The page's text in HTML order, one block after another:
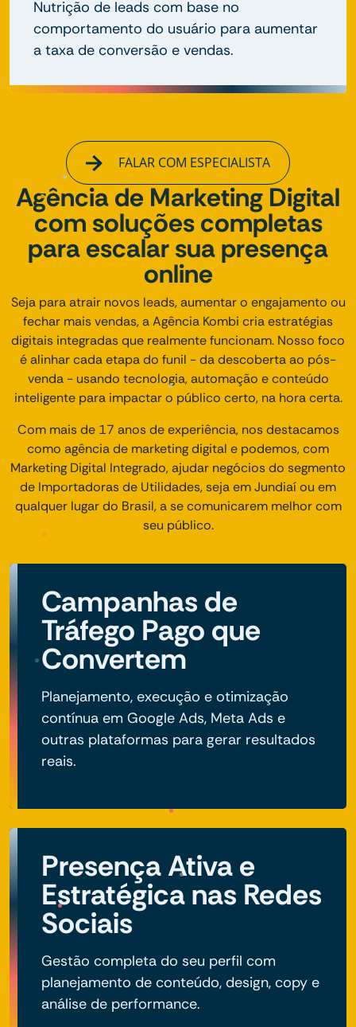
Nutrição de leads com base no
comportamento do usuário para aumentar
a taxa de conversão e vendas.
FALAR COM ESPECIALISTA
Agência de Marketing Digital
com soluções completas
para escalar sua presença
online
Seja para atrair novos leads, aumentar o engajamento ou
fechar mais vendas, a Agência Kombi cria estratégias
digitais integradas que realmente funcionam. Nosso foco
é alinhar cada etapa do funil - da descoberta ao pós-
venda - usando tecnologia, automação e conteúdo
inteligente para impactar o público certo, na hora certa.
Com mais de 17 anos de experiência, nos destacamos
como agência de marketing digital e podemos, com
Marketing Digital Integrado, ajudar negócios do segmento
de Importadoras de Utilidades, seja em Jundiaí ou em
qualquer lugar do Brasil, a se comunicarem melhor com
seu público.
Campanhas de
Tráfego Pago que
Convertem
Planejamento, execução e otimização
contínua em Google Ads, Meta Ads e
outras plataformas para gerar resultados
reais.
Presença Ativa e
Estratégica nas Redes
Sociais
Gestão completa do seu perfil com
planejamento de conteúdo, design, copy e
análise de performance.